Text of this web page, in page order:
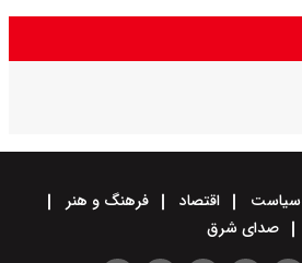
سیاست اقتصاد
فرهنگ و هنر
صدای شرق